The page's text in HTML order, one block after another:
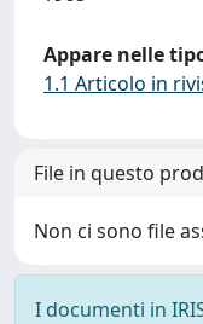
Appare nelle
1.1 Articolo in
File in questo
Non ci sono file
I documenti in